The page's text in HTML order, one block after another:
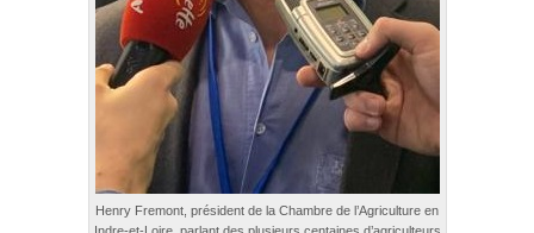
Henry Fremont, président de la Chambre de l’Agriculture en